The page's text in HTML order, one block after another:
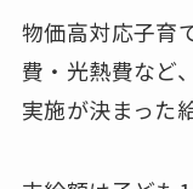
物価高対応子育
費・光熱費など
実施が決まった